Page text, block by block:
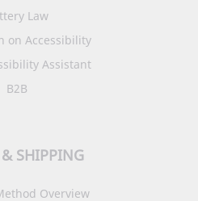
Law
on Accessibility
Assistant
B2B
& SHIPPING
Overview